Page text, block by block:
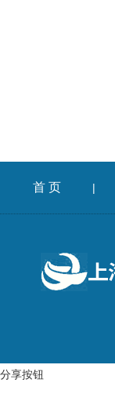
首 页 |
分享按钮